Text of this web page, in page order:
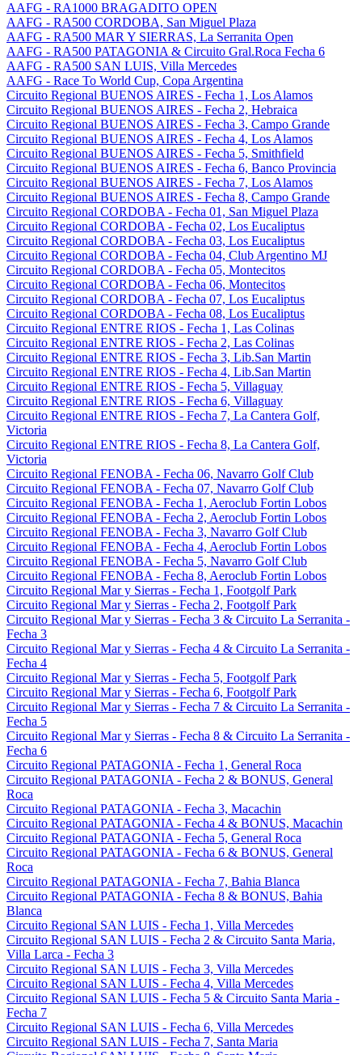
AAFG - RA1000 BRAGADITO OPEN
AAFG - RA500 CORDOBA, San Miguel Plaza
AAFG - RA500 MAR Y SIERRAS, La Serranita Open
AAFG - RA500 PATAGONIA & Circuito Gral.Roca Fecha 6
AAFG - RA500 SAN LUIS, Villa Mercedes
AAFG - Race To World Cup, Copa Argentina
Circuito Regional BUENOS AIRES - Fecha 1, Los Alamos
Circuito Regional BUENOS AIRES - Fecha 2, Hebraica
Circuito Regional BUENOS AIRES - Fecha 3, Campo Grande
Circuito Regional BUENOS AIRES - Fecha 4, Los Alamos
Circuito Regional BUENOS AIRES - Fecha 5, Smithfield
Circuito Regional BUENOS AIRES - Fecha 6, Banco Provincia
Circuito Regional BUENOS AIRES - Fecha 7, Los Alamos
Circuito Regional BUENOS AIRES - Fecha 8, Campo Grande
Circuito Regional CORDOBA - Fecha 01, San Miguel Plaza
Circuito Regional CORDOBA - Fecha 02, Los Eucaliptus
Circuito Regional CORDOBA - Fecha 03, Los Eucaliptus
Circuito Regional CORDOBA - Fecha 04, Club Argentino MJ
Circuito Regional CORDOBA - Fecha 05, Montecitos
Circuito Regional CORDOBA - Fecha 06, Montecitos
Circuito Regional CORDOBA - Fecha 07, Los Eucaliptus
Circuito Regional CORDOBA - Fecha 08, Los Eucaliptus
Circuito Regional ENTRE RIOS - Fecha 1, Las Colinas
Circuito Regional ENTRE RIOS - Fecha 2, Las Colinas
Circuito Regional ENTRE RIOS - Fecha 3, Lib.San Martin
Circuito Regional ENTRE RIOS - Fecha 4, Lib.San Martin
Circuito Regional ENTRE RIOS - Fecha 5, Villaguay
Circuito Regional ENTRE RIOS - Fecha 6, Villaguay
Circuito Regional ENTRE RIOS - Fecha 7, La Cantera Golf,
Victoria
Circuito Regional ENTRE RIOS - Fecha 8, La Cantera Golf,
Victoria
Circuito Regional FENOBA - Fecha 06, Navarro Golf Club
Circuito Regional FENOBA - Fecha 07, Navarro Golf Club
Circuito Regional FENOBA - Fecha 1, Aeroclub Fortin Lobos
Circuito Regional FENOBA - Fecha 2, Aeroclub Fortin Lobos
Circuito Regional FENOBA - Fecha 3, Navarro Golf Club
Circuito Regional FENOBA - Fecha 4, Aeroclub Fortin Lobos
Circuito Regional FENOBA - Fecha 5, Navarro Golf Club
Circuito Regional FENOBA - Fecha 8, Aeroclub Fortin Lobos
Circuito Regional Mar y Sierras - Fecha 1, Footgolf Park
Circuito Regional Mar y Sierras - Fecha 2, Footgolf Park
Circuito Regional Mar y Sierras - Fecha 3 & Circuito La Serranita -
Fecha 3
Circuito Regional Mar y Sierras - Fecha 4 & Circuito La Serranita -
Fecha 4
Circuito Regional Mar y Sierras - Fecha 5, Footgolf Park
Circuito Regional Mar y Sierras - Fecha 6, Footgolf Park
Circuito Regional Mar y Sierras - Fecha 7 & Circuito La Serranita -
Fecha 5
Circuito Regional Mar y Sierras - Fecha 8 & Circuito La Serranita -
Fecha 6
Circuito Regional PATAGONIA - Fecha 1, General Roca
Circuito Regional PATAGONIA - Fecha 2 & BONUS, General
Roca
Circuito Regional PATAGONIA - Fecha 3, Macachin
Circuito Regional PATAGONIA - Fecha 4 & BONUS, Macachin
Circuito Regional PATAGONIA - Fecha 5, General Roca
Circuito Regional PATAGONIA - Fecha 6 & BONUS, General
Roca
Circuito Regional PATAGONIA - Fecha 7, Bahia Blanca
Circuito Regional PATAGONIA - Fecha 8 & BONUS, Bahia
Blanca
Circuito Regional SAN LUIS - Fecha 1, Villa Mercedes
Circuito Regional SAN LUIS - Fecha 2 & Circuito Santa Maria,
Villa Larca - Fecha 3
Circuito Regional SAN LUIS - Fecha 3, Villa Mercedes
Circuito Regional SAN LUIS - Fecha 4, Villa Mercedes
Circuito Regional SAN LUIS - Fecha 5 & Circuito Santa Maria -
Fecha 7
Circuito Regional SAN LUIS - Fecha 6, Villa Mercedes
Circuito Regional SAN LUIS - Fecha 7, Santa Maria